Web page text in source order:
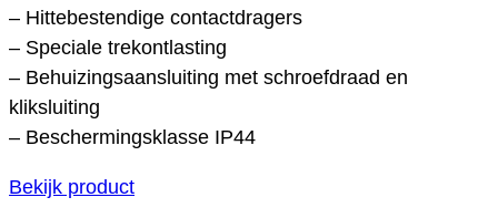
– Hittebestendige contactdragers
– Speciale trekontlasting
– Behuizingsaansluiting met schroefdraad en
kliksluiting
– Beschermingsklasse IP44
Bekijk product